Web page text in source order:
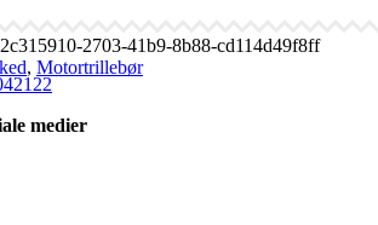
2c315910-2703-41b9-8b88-cd114d49f8ff
, Motortrillebør
medier